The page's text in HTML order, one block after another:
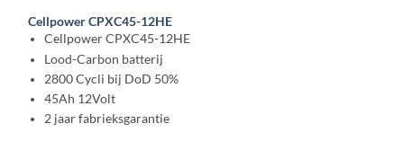
Cellpower CPXC45-12HE
Cellpower CPXC45-12HE
Lood-Carbon batterij
2800 Cycli bij DoD 50%
45Ah 12Volt
2 jaar fabrieksgarantie